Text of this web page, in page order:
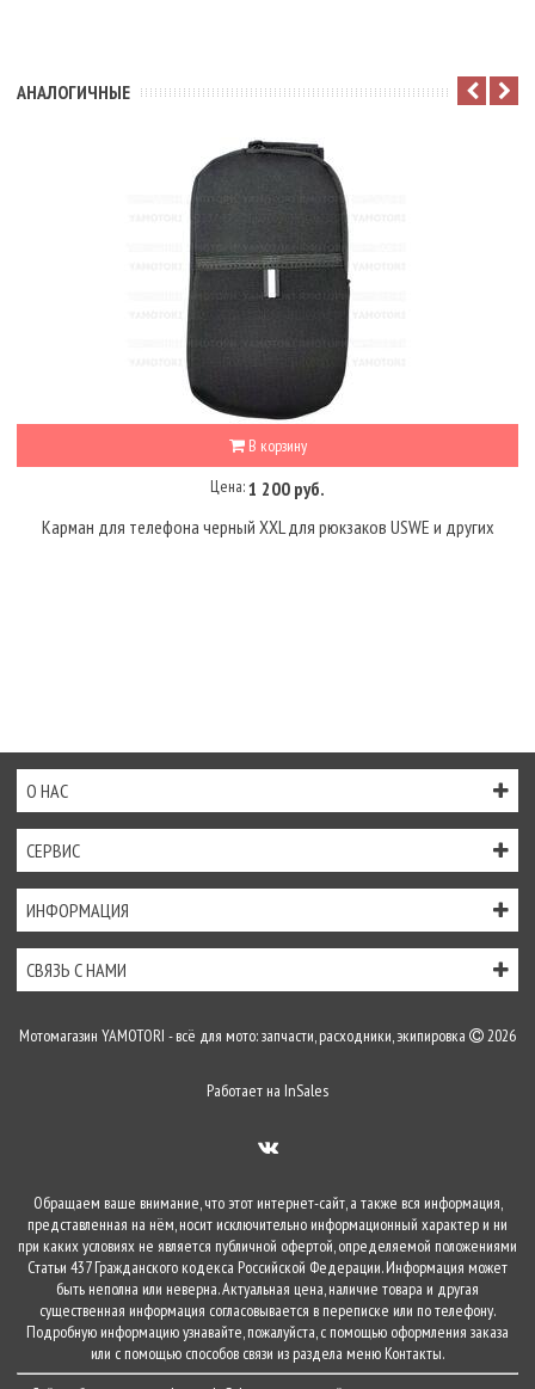
АНАЛОГИЧНЫЕ
В корзину
Цена:1 200 руб.
Карман для телефона черный XXL для рюкзаков USWE и других
О НАС
СЕРВИС
ИНФОРМАЦИЯ
СВЯЗЬ С НАМИ
Мотомагазин YAMOTORI - всё для мото: запчасти, расходники, экипировка 2026
Работает на InSales
Обращаем ваше внимание, что этот интернет-сайт, а также вся информация,
представленная на нём, носит исключительно информационный характер и ни
при каких условиях не является публичной офертой, определяемой положениями
Статьи 437 Гражданского кодекса Российской Федерации. Информация может
быть неполна или неверна. Актуальная цена, наличие товара и другая
существенная информация согласовывается в переписке или по телефону.
Подробную информацию узнавайте, пожалуйста, с помощью оформления заказа
или с помощью способов связи из раздела меню Контакты.